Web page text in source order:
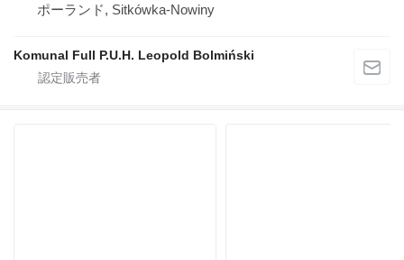
ポーランド, Sitkówka-Nowiny
Komunal Full P.U.H. Leopold Bolmiński